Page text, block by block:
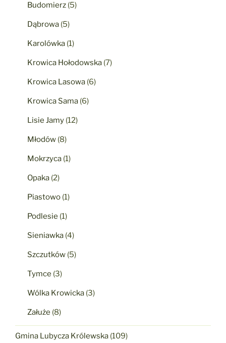
Budomierz (5)
Dąbrowa (5)
Karolówka (1)
Krowica Hołodowska (7)
Krowica Lasowa (6)
Krowica Sama (6)
Lisie Jamy (12)
Młodów (8)
Mokrzyca (1)
Opaka (2)
Piastowo (1)
Podlesie (1)
Sieniawka (4)
Szczutków (5)
Tymce (3)
Wólka Krowicka (3)
Załuże (8)
Gmina Lubycza Królewska (109)